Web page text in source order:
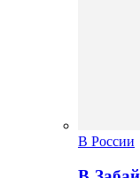
В России